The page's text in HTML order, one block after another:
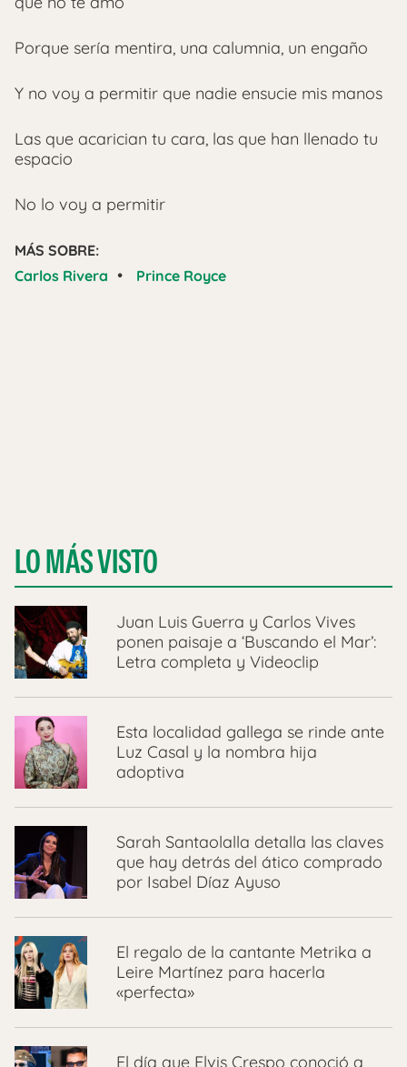
Porque sería mentira, una calumnia, un engaño
Y no voy a permitir que nadie ensucie mis manos
Las que acarician tu cara, las que han llenado tu
espacio
No lo voy a permitir
MÁS SOBRE:
Carlos Rivera • Prince Royce
LO MÁS VISTO
Juan Luis Guerra y Carlos Vives
ponen paisaje a ‘Buscando el Mar’:
Letra completa y Videoclip
Esta localidad gallega se rinde ante
Luz Casal y la nombra hija
adoptiva
Sarah Santaolalla detalla las claves
que hay detrás del ático comprado
por Isabel Díaz Ayuso
El regalo de la cantante Metrika a
Leire Martínez para hacerla
«perfecta»
El día que Elvis Crespo conoció a